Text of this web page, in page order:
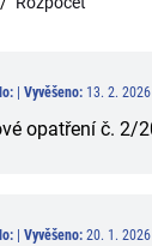
Vyvěšeno: 13. 2. 2026 |
opatření č. 2/
Vyvěšeno: 20. 1. 2026 |